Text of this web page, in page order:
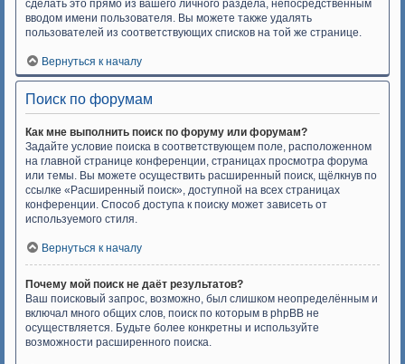
сделать это прямо из вашего личного раздела, непосредственным
вводом имени пользователя. Вы можете также удалять
пользователей из соответствующих списков на той же странице.
Вернуться к началу
Поиск по форумам
Как мне выполнить поиск по форуму или форумам?
Задайте условие поиска в соответствующем поле, расположенном
на главной странице конференции, страницах просмотра форума
или темы. Вы можете осуществить расширенный поиск, щёлкнув по
ссылке «Расширенный поиск», доступной на всех страницах
конференции. Способ доступа к поиску может зависеть от
используемого стиля.
Вернуться к началу
Почему мой поиск не даёт результатов?
Ваш поисковый запрос, возможно, был слишком неопределённым и
включал много общих слов, поиск по которым в phpBB не
осуществляется. Будьте более конкретны и используйте
возможности расширенного поиска.